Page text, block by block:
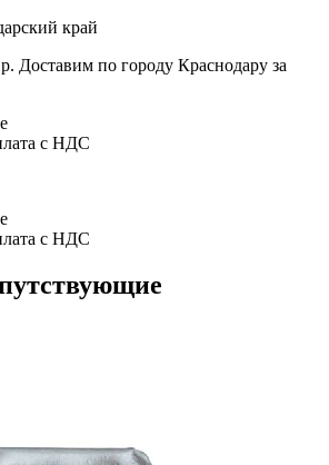
край
Доставим по городу Краснодару за
с НДС
с НДС